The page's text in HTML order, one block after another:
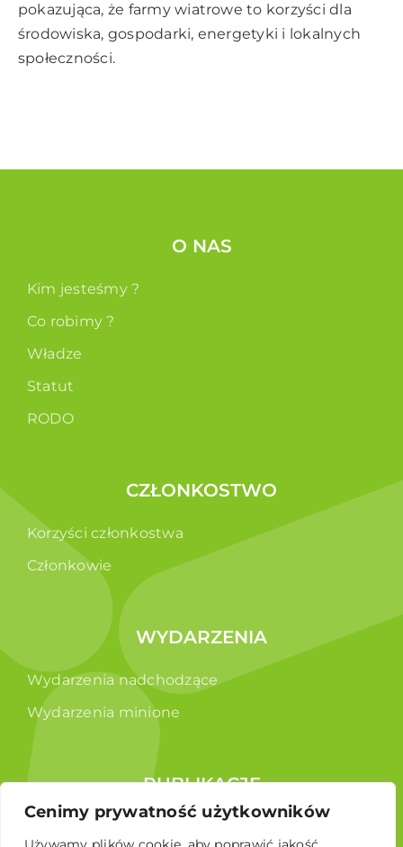
Cenimy prywatność użytkowników
pokazująca, że farmy wiatrowe to korzyści dla
środowiska, gospodarki, energetyki i lokalnych
społeczności.
O NAS
Kim jesteśmy ?
Co robimy ?
Władze
Statut
RODO
CZŁONKOSTWO
Korzyści członkostwa
Członkowie
WYDARZENIA
Wydarzenia nadchodzące
Wydarzenia minione
PUBLIKACJE